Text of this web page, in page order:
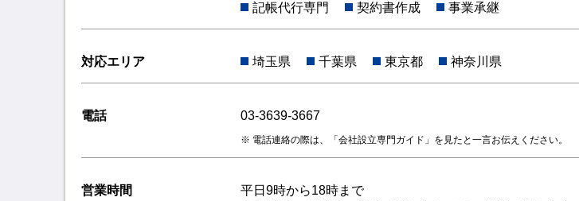
記帳代行専門
契約書作成 事業承継
対応エリア 埼玉県 千葉県 東京都 神奈川県
電話 03-3639-3667
電話連絡の際は、「会社設立専門ガイド」を見たと一言お伝えください。
営業時間
平日9時から18時まで